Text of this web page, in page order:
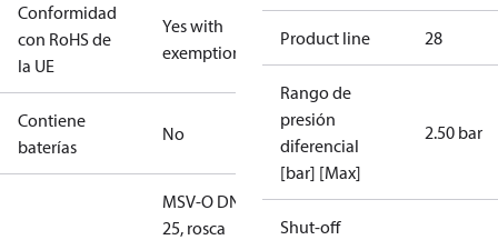
Conformidad
con RoHS de
la UE
Yes with
exemptions
Contiene
baterías
No
MSV-O DN
25, rosca
Product line 28
Rango de
presión
diferencial
[bar] [Max]
2.50 bar
Shut-off